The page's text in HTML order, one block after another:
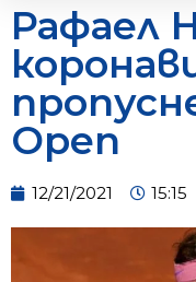
Рафаел
Open
12/21/2021 15:15